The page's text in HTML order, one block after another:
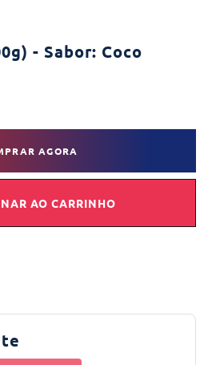
- Sabor: Coco
AGORA
AO CARRINHO